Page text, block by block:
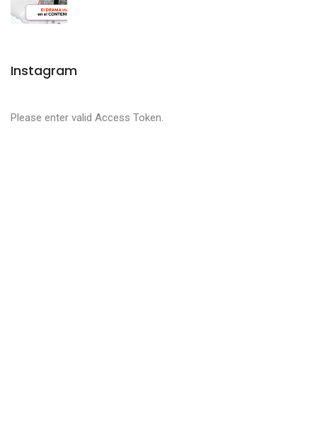
Instagram
Please enter valid Access Token.